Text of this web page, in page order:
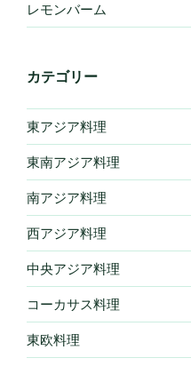
レモンバーム
カテゴリー
東アジア料理
東南アジア料理
南アジア料理
西アジア料理
中央アジア料理
コーカサス料理
東欧料理